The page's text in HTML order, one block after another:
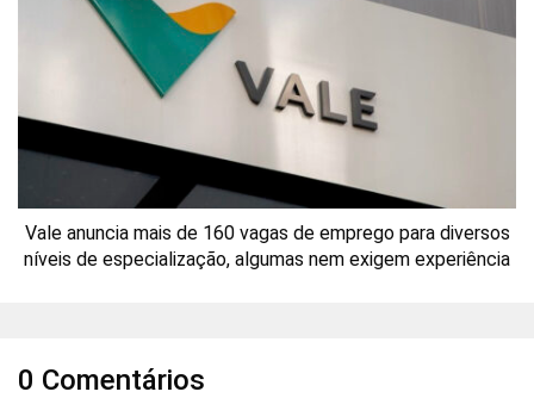
Vale anuncia mais de 160 vagas de emprego para diversos
níveis de especialização, algumas nem exigem experiência
0 Comentários